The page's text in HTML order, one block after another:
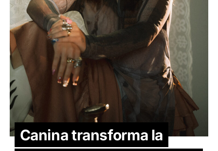
Canina transforma la